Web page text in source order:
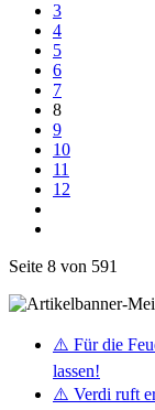
3
4
5
6
7
8
9
10
11
12
Seite 8 von 591
⚠️ Für die
lassen!
⚠️ Verdi ruft